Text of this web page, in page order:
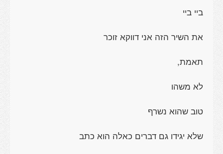
ביי ביי
את השיר הזה אני דווקא זוכר
תאמת,
לא משהו
טוב שהוא נשרף
שלא יגידו גם דברים כאלה הוא כתב